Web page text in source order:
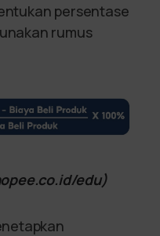
persentase
rumus
edu)